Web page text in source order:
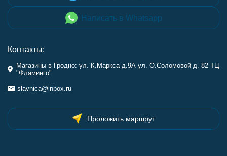
Написать в Whatsapp
Контакты:
Магазины в Гродно: ул. К.Маркса д.9А ул. О.Соломовой д. 82 ТЦ
"Фламинго"
slavnica@inbox.ru
Проложить маршрут